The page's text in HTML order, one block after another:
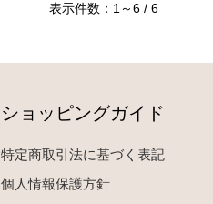
表示件数：1～6 / 6
ショッピングガイド
特定商取引法に基づく表記
個人情報保護方針